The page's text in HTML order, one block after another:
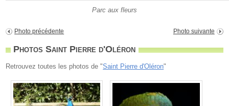
Parc aux fleurs
Photo précédente Photo suivante
Photos Saint Pierre d'Oléron
Retrouvez toutes les photos de "Saint Pierre d'Oléron"